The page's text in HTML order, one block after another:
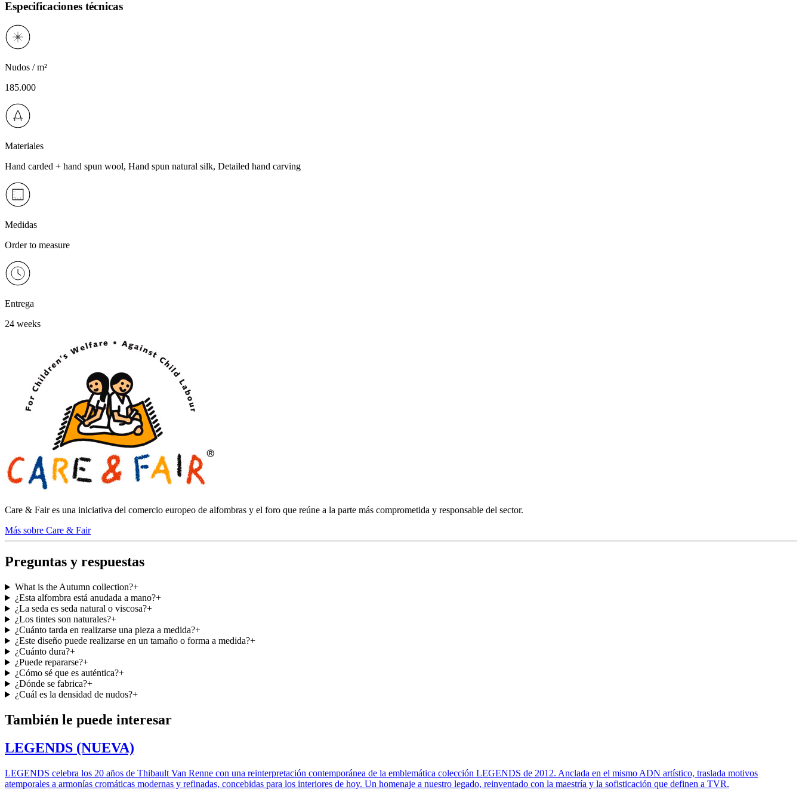
Especificaciones técnicas
Nudos / m²
185.000
Materiales
Hand carded + hand spun wool, Hand spun natural silk, Detailed hand carving
Medidas
Order to measure
Entrega
24 weeks
Care & Fair es una iniciativa del comercio europeo de alfombras y el foro que reúne a la parte más comprometida y responsable del sector.
Más sobre Care & Fair
Preguntas y respuestas
What is the Autumn collection?+
¿Esta alfombra está anudada a mano?+
¿La seda es seda natural o viscosa?+
¿Los tintes son naturales?+
¿Cuánto tarda en realizarse una pieza a medida?+
¿Este diseño puede realizarse en un tamaño o forma a medida?+
¿Cuánto dura?+
¿Puede repararse?+
¿Cómo sé que es auténtica?+
¿Dónde se fabrica?+
¿Cuál es la densidad de nudos?+
También le puede interesar
LEGENDS (NUEVA)
LEGENDS celebra los 20 años de Thibault Van Renne con una reinterpretación contemporánea de la emblemática colección LEGENDS de 2012. Anclada en el mismo ADN artístico, traslada motivos
atemporales a armonías cromáticas modernas y refinadas, concebidas para los interiores de hoy. Un homenaje a nuestro legado, reinventado con la maestría y la sofisticación que definen a TVR.